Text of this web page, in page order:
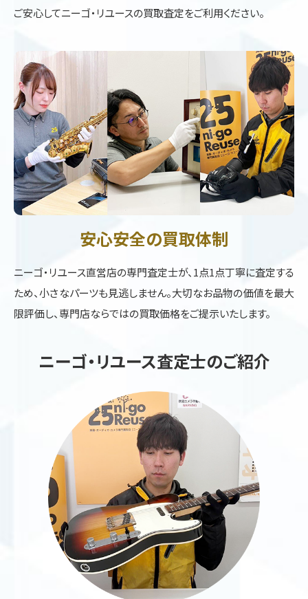
ご安心してニーゴ・リユースの買取査定をご利用ください。
安心安全の買取体制
ニーゴ・リユース直営店の専門査定士が、1点1点丁寧に査定する
ため、小さなパーツも見逃しません。大切なお品物の価値を最大
限評価し、専門店ならではの買取価格をご提示いたします。
ニーゴ・リユース査定士のご紹介